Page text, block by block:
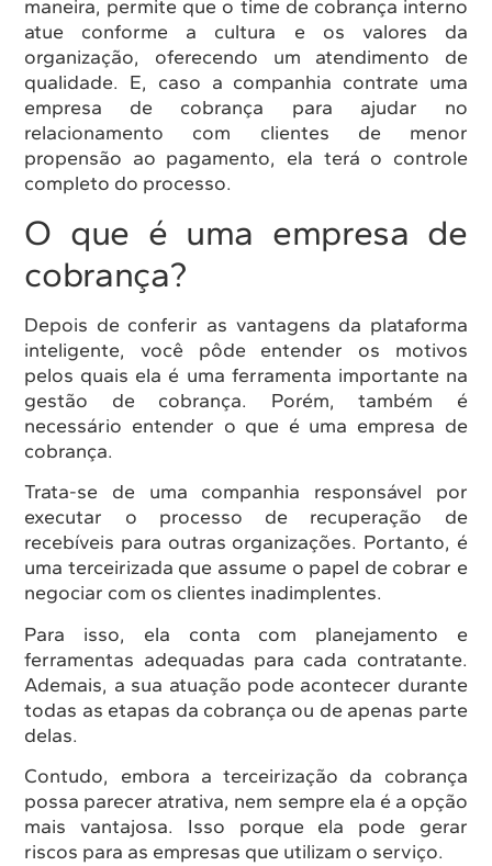
maneira, permite que o time de cobrança interno
atue conforme a cultura e os valores da
organização, oferecendo um atendimento de
qualidade. E, caso a companhia contrate uma
empresa de cobrança para ajudar no
relacionamento com clientes de menor
propensão ao pagamento, ela terá o controle
completo do processo.
O que é uma empresa de
cobrança?
Depois de conferir as vantagens da plataforma
inteligente, você pôde entender os motivos
pelos quais ela é uma ferramenta importante na
gestão de cobrança. Porém, também é
necessário entender o que é uma empresa de
cobrança.
Trata-se de uma companhia responsável por
executar o processo de recuperação de
recebíveis para outras organizações. Portanto, é
uma terceirizada que assume o papel de cobrar e
negociar com os clientes inadimplentes.
Para isso, ela conta com planejamento e
ferramentas adequadas para cada contratante.
Ademais, a sua atuação pode acontecer durante
todas as etapas da cobrança ou de apenas parte
delas.
Contudo, embora a terceirização da cobrança
possa parecer atrativa, nem sempre ela é a opção
mais vantajosa. Isso porque ela pode gerar
riscos para as empresas que utilizam o serviço.